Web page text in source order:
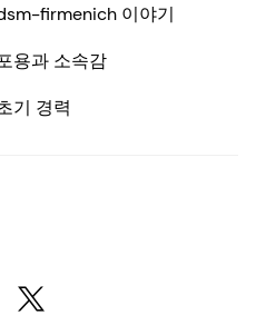
firmenich 이야기
용과 소속감
기 경력